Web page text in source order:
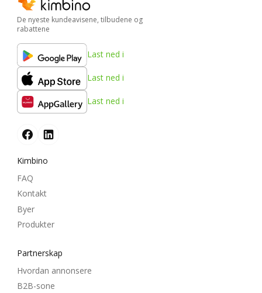
De nyeste kundeavisene, tilbudene og
rabattene
Last ned i
Last ned i
Last ned i
Kimbino
FAQ
Kontakt
Byer
Produkter
Partnerskap
Hvordan annonsere
B2B-sone